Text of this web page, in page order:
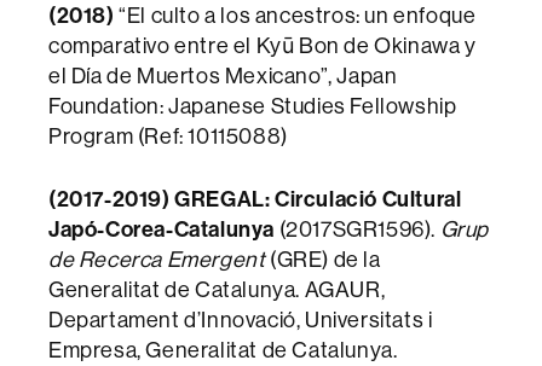
(2018) “El culto a los ancestros: un enfoque
comparativo entre el Kyū Bon de Okinawa y
el Día de Muertos Mexicano”, Japan
Foundation: Japanese Studies Fellowship
Program (Ref: 10115088)
(2017-2019) GREGAL: Circulació Cultural
Japó-Corea-Catalunya (2017SGR1596). Grup
de Recerca Emergent(GRE) de la
Generalitat de Catalunya. AGAUR,
Departament d’Innovació, Universitats i
Empresa, Generalitat de Catalunya.